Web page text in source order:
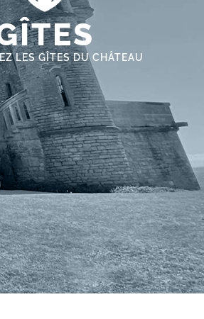
LES GÎTES DU CHÂTEAU